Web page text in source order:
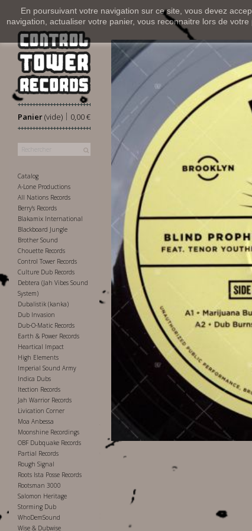
En poursuivant votre navigation sur ce site, vous devez
navigation, actualiser votre panier, vous reconnaitre lors de
Panier 0,00 €
|
(vide)
Catalog
A-Lone Productions
All Nations Records
Berry's Records
Blakamix International
Blackboard Jungle
Brother Sound
Chouette Records
Control Tower Records
Culture Dub Records
Debtera (Jah Vibes Sound
System)
Dubalistik (kanka)
Dub Invasion
Dub-O-Matic Records
Earth & Power Records
Heartical Impact
High Elements
Imperial Sound Army
Indica Dubs
Itection Records
Jah Warrior Records
Livication Corner
Moa Anbessa
Moonshine Recordings
OBF Dubquake Records
Partial Records
Rough Signal
Roots Ista Posse Records
Rootsman 3000
Salomon Heritage
Storming Dub
WhoDemSound
Wise & Dubwise